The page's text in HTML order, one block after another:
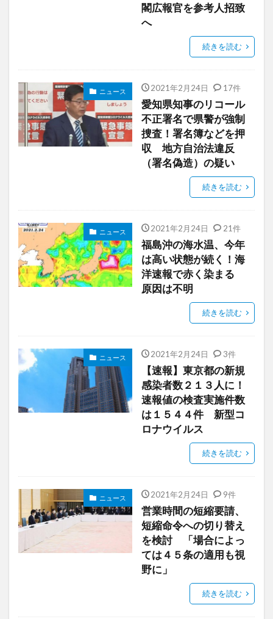
閣広報官を参考人招致
へ
続きを読む
ニュース 2021年2月24日 17件
愛知県知事のリコール
不正署名で県警が強制
捜査！署名簿などを押
収 地方自治法違反
（署名偽造）の疑い
続きを読む
ニュース 2021年2月24日 21件
福島沖の海水温、今年
は高い状態が続く！海
洋速報で赤く染まる
原因は不明
続きを読む
ニュース 2021年2月24日 3件
【速報】東京都の新規
感染者数２１３人に！
速報値の検査実施件数
は１５４４件 新型コ
ロナウイルス
続きを読む
ニュース 2021年2月24日 9件
営業時間の短縮要請、
短縮命令への切り替え
を検討 「場合によっ
ては４５条の適用も視
野に」
続きを読む